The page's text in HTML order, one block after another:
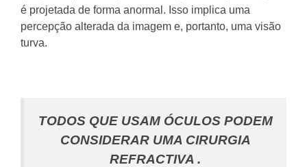
é projetada de forma anormal. Isso implica uma
percepção alterada da imagem e, portanto, uma visão
turva.
TODOS QUE USAM ÓCULOS PODEM
CONSIDERAR UMA CIRURGIA
REFRACTIVA .